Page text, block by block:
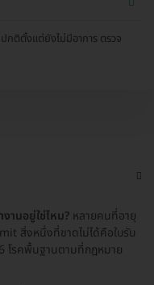
กติตั้งแต่ยังไม่มีอาการ ตรวจ
านอยู่ใช่ไหม? หลายคนที่อายุ
สิ่งหนึ่งที่ขาดไม่ได้คือใบรับ
โรคพื้นฐานตามที่กฎหมาย